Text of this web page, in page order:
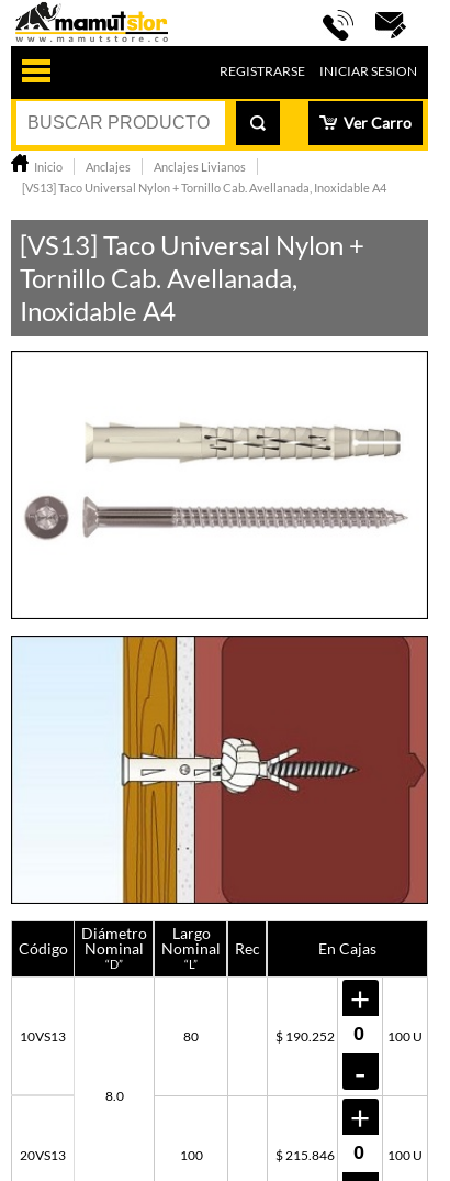
REGISTRARSE INICIAR SESION
Ver Carro
Inicio Anclajes
Anclajes Livianos
[VS13] Taco Universal Nylon + Tornillo Cab. Avellanada, Inoxidable A4
[VS13] Taco Universal Nylon +
Tornillo Cab. Avellanada,
Inoxidable A4
Código
Diámetro
Nominal
“D”
Largo
Nominal
“L”
Rec En Cajas
10VS13
8.0
80 $ 190.252 100 U
20VS13 100 $ 215.846 100 U